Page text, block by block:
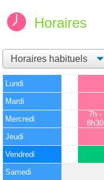
Horaires
Lundi
Mardi
Mercredi
7h -
8h30
Jeudi
Vendredi
Samedi